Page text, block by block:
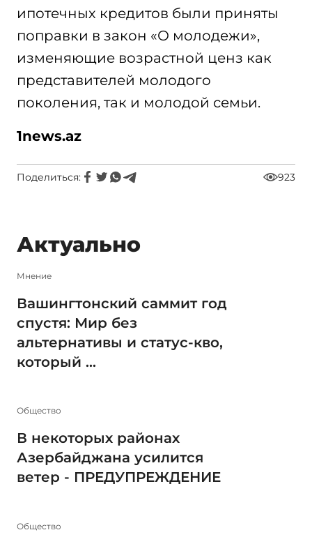
ипотечных кредитов были приняты
поправки в закон «О молодежи»,
изменяющие возрастной ценз как
представителей молодого
поколения, так и молодой семьи.
1news.az
Поделиться: 923
Актуально
Мнение
Вашингтонский саммит год
спустя: Мир без
альтернативы и статус-кво,
который ...
Общество
В некоторых районах
Азербайджана усилится
ветер - ПРЕДУПРЕЖДЕНИЕ
Общество